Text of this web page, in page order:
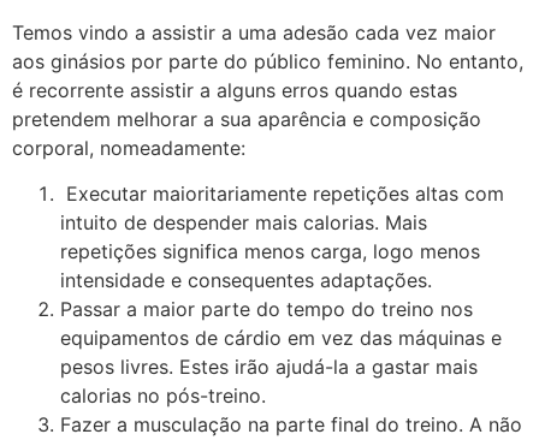
Temos vindo a assistir a uma adesão cada vez maior
aos ginásios por parte do público feminino. No entanto,
é recorrente assistir a alguns erros quando estas
pretendem melhorar a sua aparência e composição
corporal, nomeadamente:
Executar maioritariamente repetições altas com
intuito de despender mais calorias. Mais
repetições significa menos carga, logo menos
intensidade e consequentes adaptações.
Passar a maior parte do tempo do treino nos
equipamentos de cárdio em vez das máquinas e
pesos livres. Estes irão ajudá-la a gastar mais
calorias no pós-treino.
Fazer a musculação na parte final do treino. A não